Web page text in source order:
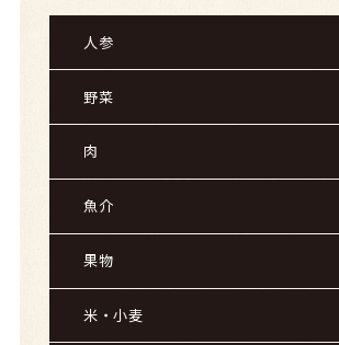
人参
野菜
肉
魚介
果物
米・小麦